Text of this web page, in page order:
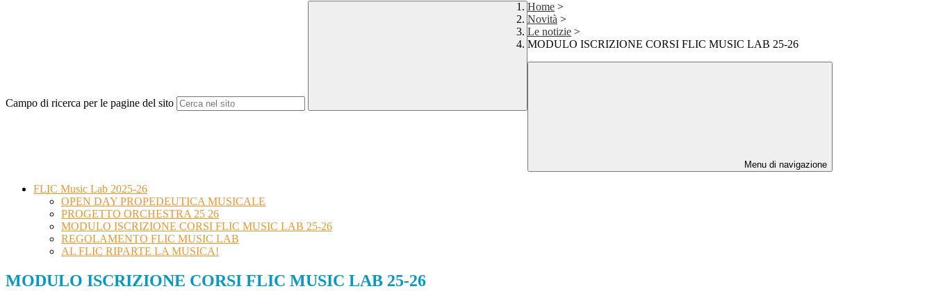
Campo di ricerca per le pagine del sito
Home >
Novità >
Le notizie >
MODULO ISCRIZIONE CORSI FLIC MUSIC LAB 25-26
Menu di navigazione
FLIC Music Lab 2025-26
OPEN DAY PROPEDEUTICA MUSICALE
PROGETTO ORCHESTRA 25 26
MODULO ISCRIZIONE CORSI FLIC MUSIC LAB 25-26
REGOLAMENTO FLIC MUSIC LAB
AL FLIC RIPARTE LA MUSICA!
MODULO ISCRIZIONE CORSI FLIC MUSIC LAB 25-26